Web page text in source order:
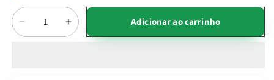
Quantidade
Diminuir
a
Aumentar
a
Adicionar ao carrinho